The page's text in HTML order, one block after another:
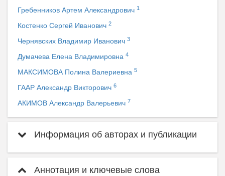
Гребенников Артем Александрович 1
Костенко Сергей Иванович 2
Чернявских Владимир Иванович 3
Думачева Елена Владимировна 4
МАКСИМОВА Полина Валериевна 5
ГААР Александр Викторович 6
АКИМОВ Александр Валерьевич 7
Информация об авторах и публикации
Аннотация и ключевые слова